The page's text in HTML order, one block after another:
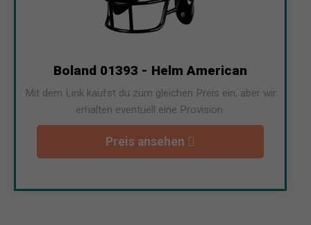
Boland 01393 - Helm American
Mit dem Link kaufst du zum gleichen Preis ein, aber wir
erhalten eventuell eine Provision.
Preis ansehen